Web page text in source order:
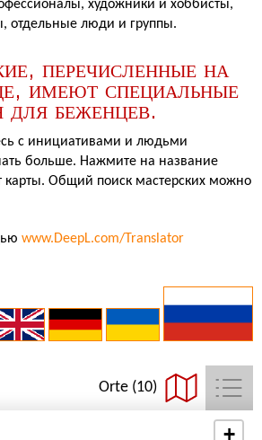
художники и хоббисты,
отдельные люди и группы.
ПЕРЕЧИСЛЕННЫЕ НА
ИМЕЮТ СПЕЦИАЛЬНЫЕ
ДЛЯ БЕЖЕНЦЕВ.
с инициативами и людьми
больше. Нажмите на название
карты. Общий поиск мастерских можно
www.DeepL.com/Translator